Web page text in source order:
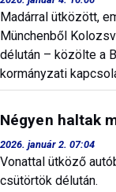
Madárral ütközött,
Münchenből
délután – közölte a
kormányzati
Négyen haltak
2026. január 2. 07:04
Vonattal ütköző
csütörtök délután.